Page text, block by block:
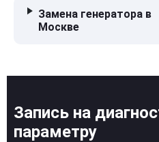
Замена генератора в
Москве
Запись на
параметру